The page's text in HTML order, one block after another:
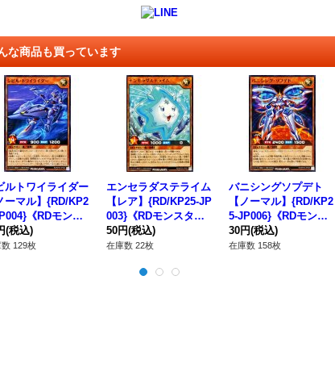
な商品も買っています
ルトワイライダー
ーマル】{RD/KP2
《RDモンス
》
(税込)
129枚
エンセラダステライム
【レア】{RD/KP25-JP
003}《RDモンスタ
ー》
50円(税込)
在庫数 22枚
バニシングソプデト
【ノーマル】{RD/KP2
5-JP006}《RDモンス
ター》
30円(税込)
在庫数 158枚